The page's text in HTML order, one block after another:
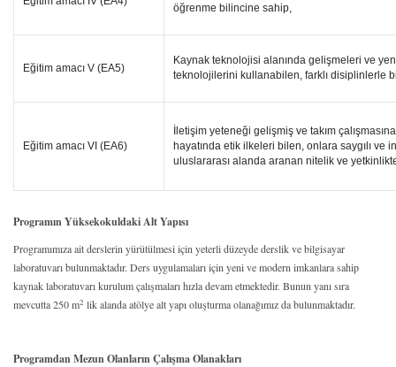
öğrenme bilincine sahip,
Eğitim amacı V (EA5)
Kaynak teknolojisi alanında gelişmeleri ve
teknolojilerini kullanabilen, farklı disiplinlerle
Eğitim amacı VI (EA6)
İletişim yeteneği gelişmiş ve takım
hayatında etik ilkeleri bilen, onlara saygılı ve
uluslararası alanda aranan nitelik ve
Programın Yüksekokuldaki Alt Yapısı
Programımıza ait derslerin yürütülmesi için yeterli düzeyde derslik ve bilgisayar
laboratuvarı bulunmaktadır. Ders uygulamaları için yeni ve modern imkanlara sahip
kaynak laboratuvarı kurulum çalışmaları hızla devam etmektedir. Bunun yanı sıra
mevcutta 250 m2 lik alanda atölye alt yapı oluşturma olanağımız da bulunmaktadır.
Programdan Mezun Olanların Çalışma Olanakları